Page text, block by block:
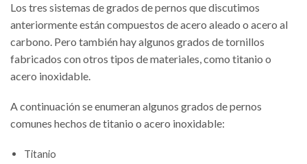
Los tres sistemas de grados de pernos que discutimos
anteriormente están compuestos de acero aleado o acero al
carbono. Pero también hay algunos grados de tornillos
fabricados con otros tipos de materiales, como titanio o
acero inoxidable.
A continuación se enumeran algunos grados de pernos
comunes hechos de titanio o acero inoxidable:
Titanio